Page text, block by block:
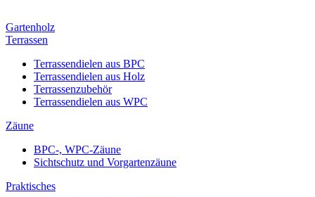
Gartenholz
Terrassen
Terrassendielen aus BPC
Terrassendielen aus Holz
Terrassenzubehör
Terrassendielen aus WPC
Zäune
BPC-, WPC-Zäune
Sichtschutz und Vorgartenzäune
Praktisches